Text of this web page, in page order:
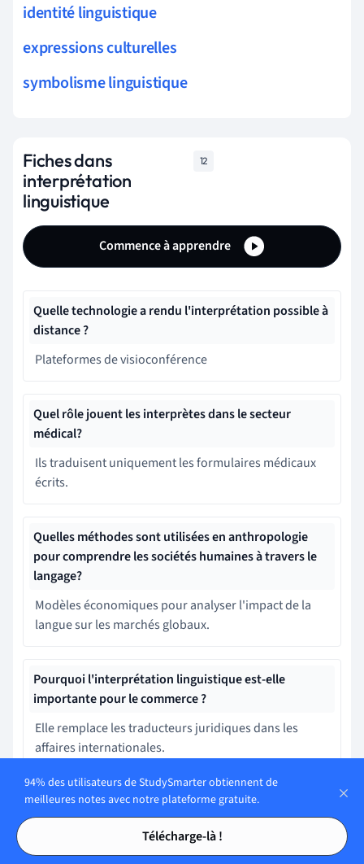
Tables des matières
Tables des matières
identité linguistique
expressions culturelles
symbolisme linguistique
Fiches dans
interprétation
linguistique
12
Commence à apprendre
Quelle technologie a rendu l'interprétation possible à
distance ?
Plateformes de visioconférence
Quel rôle jouent les interprètes dans le secteur
médical?
Ils traduisent uniquement les formulaires médicaux
écrits.
Quelles méthodes sont utilisées en anthropologie
pour comprendre les sociétés humaines à travers le
langage?
Modèles économiques pour analyser l'impact de la
langue sur les marchés globaux.
Pourquoi l'interprétation linguistique est-elle
importante pour le commerce ?
Elle remplace les traducteurs juridiques dans les
affaires internationales.
Quel rôle joue l'interprétation linguistique dans
l'inclusion ?
Elle empêche les interactions dans les salles de classe
94% des utilisateurs de StudySmarter obtiennent de
meilleures notes avec notre plateforme gratuite.
Télécharge-là !